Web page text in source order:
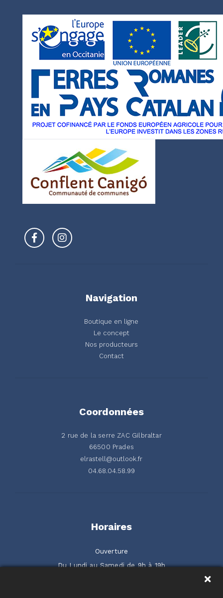
Navigation
Boutique en ligne
Le concept
Nos producteurs
Contact
Coordonnées
2 rue de la serre ZAC Gilbraltar
66500 Prades
elrastell@outlook.fr
04.68.04.58.99
Horaires
Ouverture
Du Lundi au Samedi de 9h à 19h